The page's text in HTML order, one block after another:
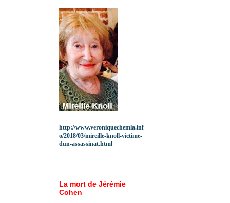
http://www.veroniquechemla.inf
o/2018/03/mireille-knoll-victime-
dun-assassinat.html
La mort de Jérémie
Cohen